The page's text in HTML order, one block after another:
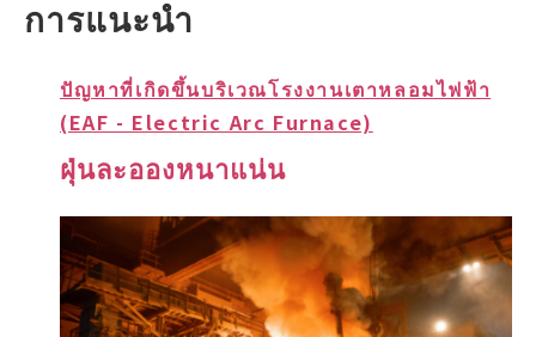
การแนะนำ
ปัญหาที่เกิดขึ้นบริเวณโรงงานเตาหลอมไฟฟ้า
(EAF - Electric Arc Furnace)
ฝุ่นละอองหนาแน่น